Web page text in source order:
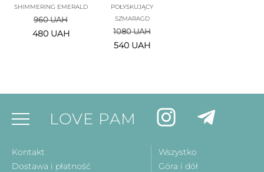
SHIMMERING EMERALD
960UAH
480 UAH
POŁYSKUJĄCY
SZMARAGD
1080UAH
540 UAH
LOVE PAM
Kontakt
Dostawa i płatność
Wszystko
Góra i dół